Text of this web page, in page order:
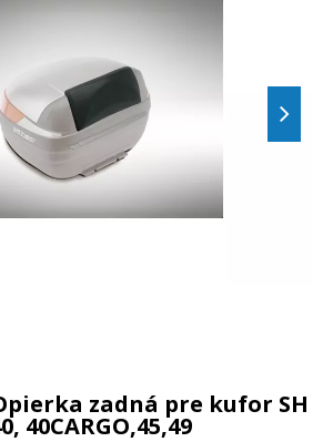
zadná pre kufor SH
40CARGO,45,49